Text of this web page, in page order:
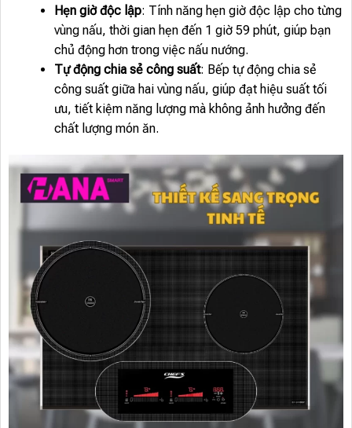
Hẹn giờ độc lập: Tính năng hẹn giờ độc lập cho từng
vùng nấu, thời gian hẹn đến 1 giờ 59 phút, giúp bạn
chủ động hơn trong việc nấu nướng.
Tự động chia sẻ công suất: Bếp tự động chia sẻ
công suất giữa hai vùng nấu, giúp đạt hiệu suất tối
ưu, tiết kiệm năng lượng mà không ảnh hưởng đến
chất lượng món ăn.